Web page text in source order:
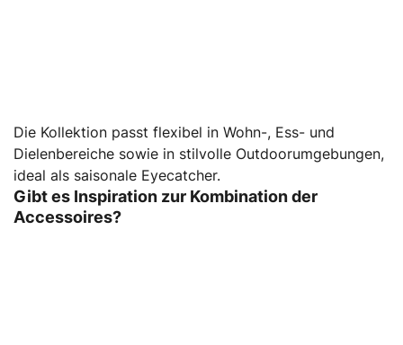
Die Kollektion passt flexibel in Wohn-, Ess- und
Dielenbereiche sowie in stilvolle Outdoorumgebungen,
ideal als saisonale Eyecatcher.
Gibt es Inspiration zur Kombination der
Accessoires?